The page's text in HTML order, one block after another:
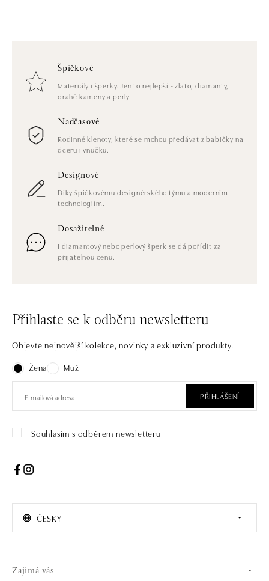
Špičkové
Materiály i šperky. Jen to nejlepší - zlato, diamanty,
drahé kameny a perly.
Nadčasové
Rodinné klenoty, které se mohou předávat z babičky na
dceru i vnučku.
Designové
Díky špičkovému designérského týmu a moderním
technologiím.
Dosažitelné
I diamantový nebo perlový šperk se dá pořídit za
přijatelnou cenu.
Přihlaste se k odběru newsletteru
Objevte nejnovější kolekce, novinky a exkluzivní produkty.
Žena
Muž
PŘIHLÁŠENÍ
Souhlasím s odběrem newsletteru
ČESKY
Zajímá vás